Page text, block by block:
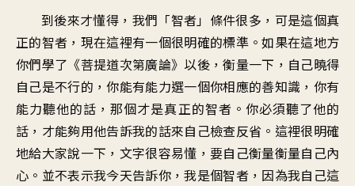
到後來才懂得，我們「智者」條件很多，可是這個真
正的智者，現在這裡有一個很明確的標準。如果在這地方
你們學了《菩提道次第廣論》以後，衡量一下，自己曉得
自己是不行的，你能有能力選一個你相應的善知識，你有
能力聽他的話，那個才是真正的智者。你必須聽了他的
話，才能夠用他告訴我的話來自己檢查反省。這裡很明確
地給大家說一下，文字很容易懂，要自己衡量衡量自己內
心。並不表示我今天告訴你，我是個智者，因為我自己這